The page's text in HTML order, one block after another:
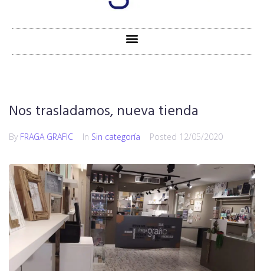
Nos trasladamos, nueva tienda
By FRAGA GRAFIC In Sin categoría Posted 12/05/2020